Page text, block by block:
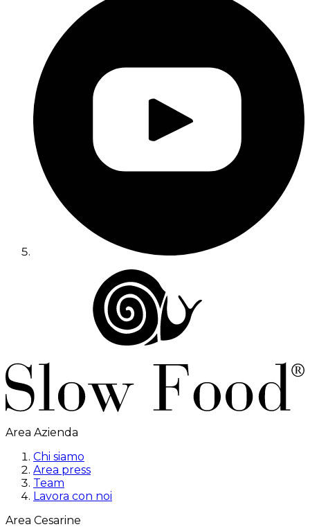
Area Azienda
Chi siamo
Area press
Team
Lavora con noi
Area Cesarine